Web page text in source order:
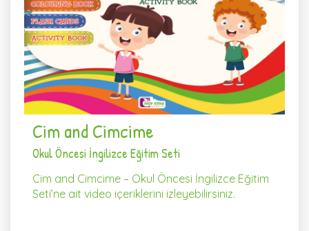
Cim and Cimcime
Okul Öncesi İngilizce Eğitim Seti
Cim and Cimcime – Okul Öncesi İngilizce Eğitim
Seti’ne ait video içeriklerini izleyebilirsiniz.